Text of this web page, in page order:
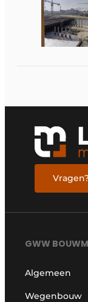
GWW
Algemeen
Wegenbouw